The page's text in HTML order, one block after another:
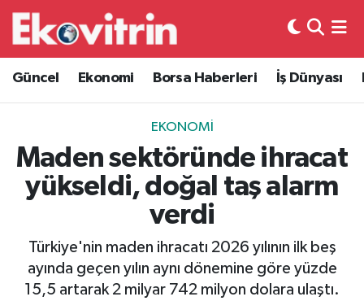
Güncel Ekonomi Borsa Haberleri İş Dünyası
EKONOMI
Maden sektöründe ihracat
yükseldi, doğal taş alarm
verdi
Türkiye'nin maden ihracatı 2026 yılının ilk beş
ayında geçen yılın aynı dönemine göre yüzde
15,5 artarak 2 milyar 742 milyon dolara ulaştı.
Güncel
Ekonomi
Borsa Haberleri
İş Dünyası
Otovitrin
Hava Durumu
Trafik Durumu
Süper Lig Puan Durumu ve Fikstür
Tüm Manşetler
Son Dakika Haberleri
Haber Arşivi